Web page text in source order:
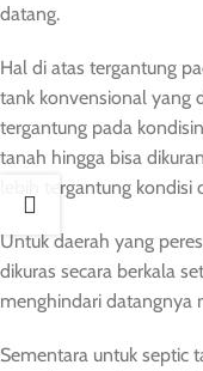
datang.
Hal di atas tergantung
tank konvensional yang
tergantung pada
tanah hingga bisa
lebih tergantung
Untuk daerah yang
dikuras secara berkala
menghindari datangnya
Sementara untuk septic